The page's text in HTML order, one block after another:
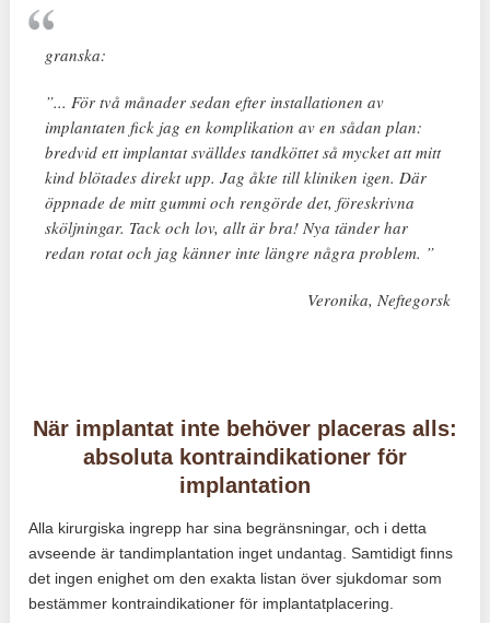
granska:
”... För två månader sedan efter installationen av
implantaten fick jag en komplikation av en sådan plan:
bredvid ett implantat svälldes tandköttet så mycket att mitt
kind blötades direkt upp. Jag åkte till kliniken igen. Där
öppnade de mitt gummi och rengörde det, föreskrivna
sköljningar. Tack och lov, allt är bra! Nya tänder har
redan rotat och jag känner inte längre några problem. ”
Veronika, Neftegorsk
När implantat inte behöver placeras alls:
absoluta kontraindikationer för
implantation
Alla kirurgiska ingrepp har sina begränsningar, och i detta
avseende är tandimplantation inget undantag. Samtidigt finns
det ingen enighet om den exakta listan över sjukdomar som
bestämmer kontraindikationer för implantatplacering.